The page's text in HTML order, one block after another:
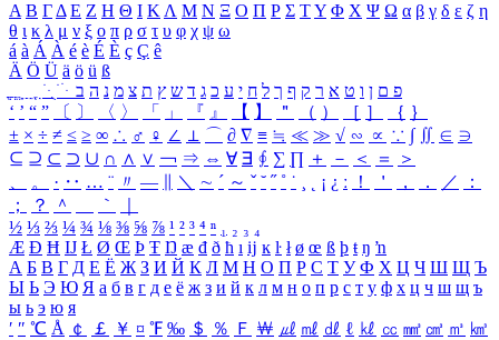
Α Β ΓΔ Ε Ζ Η Θ Ι ΚΛ Μ Ν Ξ Ο Π Ρ Σ ΤΥ Φ Χ Ψ Ω α β γ δ ε ζ η
θ ι κ λ μ ν ξ ο π ρ σ τ υ φ χ ψ ω
á à Á À é è É È ç Ç ê
Ä Ö Ü ä ö ü ß
ִֶֹ ֻּ ׁׂ פ ם ן ו ט א ר ק ף ך ל ח י ע כ ג ד ש ץ ת צ מ נ ה ב
‘ ’ “ ” 〔 〕 〈 〉 「 」 『 』 【 】 ＂ （ ） ［ ］ ｛ ｝
± × ÷ ≠ ≤ ≥ ∞ ∴ ♂ ♀ ∠ ⊥ ⌒ ∂ ∇ ≡ ≒ ≪ ≫ √ ∽ ∝ ∵ ∫ ∬ ∈ ∋
⊆ ⊇ ⊂ ⊃ ∪ ∩ ∧ ∨ ￢ ⇒ ⇔ ∀ ∃ ∮ ∑ ∏ ＋ － ＜ ＝
＞
、
。 · ‥ … ¨ 〃 ― ＼ ∼ ´ ～ ˇ ˘ ˝ ˚ ˙ ¸ ¡ ¿ ː ！ ＇ ， ． ／
：
；
？ ＾ ｀
½ ⅓ ⅔ ¼ ¾ ⅛ ⅜ ⅝ ⅞ ¹ ² ³ ⁴ ⁿ ₁ ₂ ₃ ₄
Æ Ð Ħ Ĳ Ł Ø Œ Þ Ŧ Ŋ æ đ ð ħ ı ĳ ĸ ŀ ł ø œ ß þ ŧ ŋ ŉ
А Б В Г Д Е Ё Ж З И Й К Л М Н О П Р С Т У Ф Х Ц Ч Ш Щ Ъ
Ы Ь Э Ю Я а б в г д е ё ж з и й к л м н о п р с т у ф х ц ч ш щ ъ
ы ь э ю я
′ ″ ℃ Å ￠ ￡ ￥ ¤ ℉ ‰ ＄ ％ Ｆ ￦ ㎕ ㎖ ㎗ ℓ ㎘ ㏄ ㎣ ㎤ ㎥ ㎦